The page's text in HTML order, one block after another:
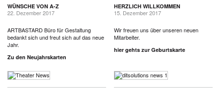
WÜNSCHE VON A-Z
22. Dezember 2017
ARTBASTARD Büro für Gestaltung
bedankt sich und freut sich auf das neue
Jahr.
Zu den Neujahrskarten
HERZLICH WILLKOMMEN
15. Dezember 2017
Wir freuen uns über unseren neuen
Mitarbeiter.
hier gehts zur Geburtskarte